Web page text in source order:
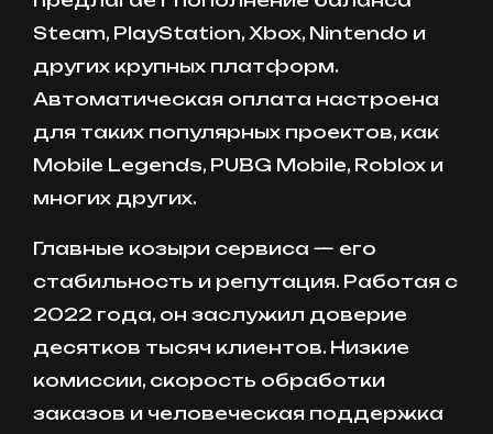
Steam, PlayStation, Xbox, Nintendo и
других крупных платформ.
Автоматическая оплата настроена
для таких популярных проектов, как
Mobile Legends, PUBG Mobile, Roblox и
многих других.
Главные козыри сервиса — его
стабильность и репутация. Работая с
2022 года, он заслужил доверие
десятков тысяч клиентов. Низкие
комиссии, скорость обработки
заказов и человеческая поддержка